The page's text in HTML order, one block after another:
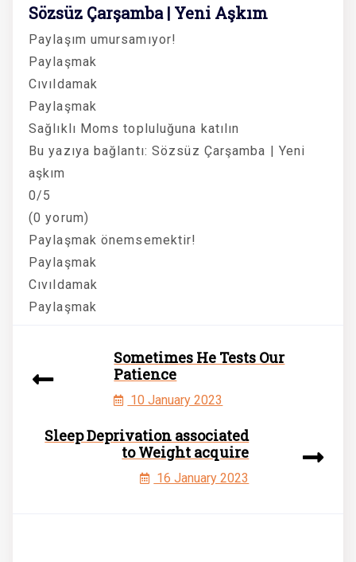
Sözsüz Çarşamba | Yeni Aşkım
Paylaşım umursamıyor!
Paylaşmak
Cıvıldamak
Paylaşmak
Sağlıklı Moms topluluğuna katılın
Bu yazıya bağlantı: Sözsüz Çarşamba | Yeni
aşkım
0/5
(0 yorum)
Paylaşmak önemsemektir!
Paylaşmak
Cıvıldamak
Paylaşmak
Sometimes He Tests Our
Patience
10 January 2023
Sleep Deprivation associated
to Weight acquire
16 January 2023